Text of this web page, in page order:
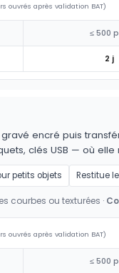
ouvrés après validation BAT)
≤ 500
2 j
encré puis
clés USB — où
petits objets Restitue
courbes ou texturées ·
ouvrés après validation BAT)
≤ 500